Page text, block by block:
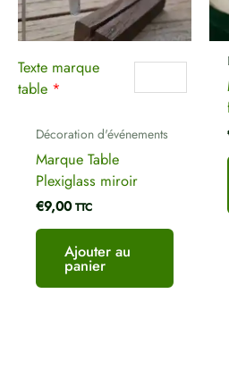
Texte marque
table *
Décoration d'événements
Marque Table
Plexiglass miroir
€9,00 TTC
Ajouter au
panier